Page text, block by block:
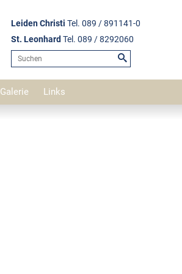
Leiden Christi Tel. 089 / 891141-0
St. Leonhard Tel. 089 / 8292060
Galerie Links